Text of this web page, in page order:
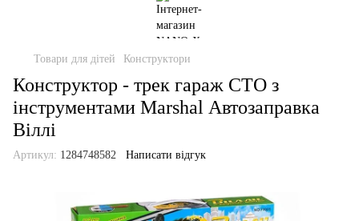
Товари для дітей Конструктори
Конструктор - трек гараж СТО з
інструментами Marshal Автозаправка
Віллі
Артикул: 1284748582 Написати відгук